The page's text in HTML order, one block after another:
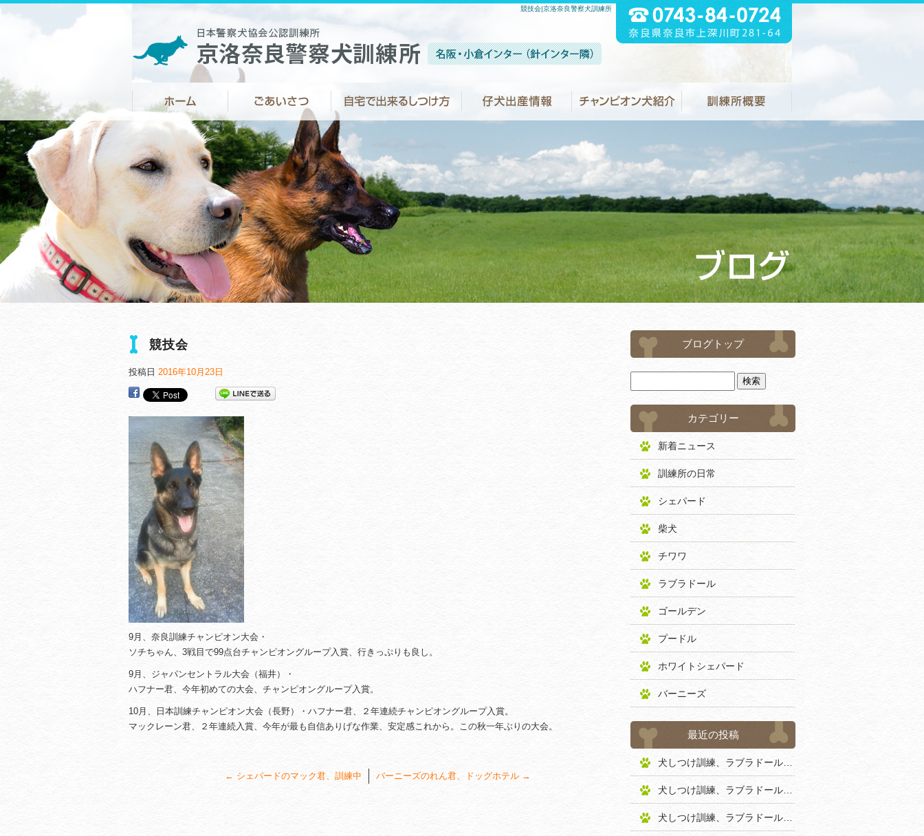
競技会|京洛奈良警察犬訓練所
競技会
投稿日 2016年10月23日
9月、奈良訓練チャンピオン大会・
ソチちゃん、3戦目で99点台チャンピオングループ入賞、行きっぷりも良し。
9月、ジャパンセントラル大会（福井）・
ハフナー君、今年初めての大会、チャンピオングループ入賞。
10月、日本訓練チャンピオン大会（長野）・ハフナー君、２年連続チャンピオングループ入賞。
マックレーン君、２年連続入賞、今年が最も自信ありげな作業、安定感これから。この秋一年ぶりの大会。
← シェパードのマック君、訓練中 バーニーズのれん君、ドッグホテル →
ブログトップ
カテゴリー
新着ニュース
訓練所の日常
シェパード
柴犬
チワワ
ラブラドール
ゴールデン
プードル
ホワイトシェパード
バーニーズ
最近の投稿